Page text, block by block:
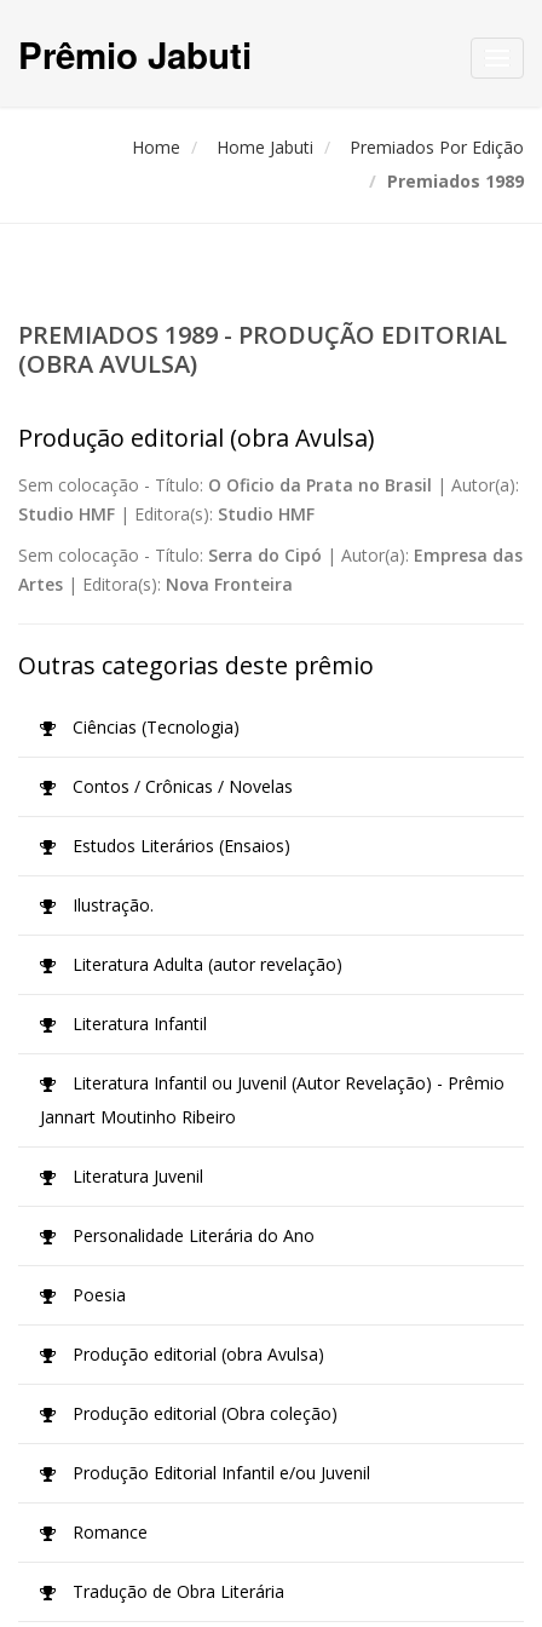
Prêmio Jabuti
Home Home Jabuti
Premiados Por Edição
Premiados 1989
PREMIADOS 1989 - PRODUÇÃO EDITORIAL
(OBRA AVULSA)
Produção editorial (obra Avulsa)
Sem colocação - Título: O Oficio da Prata no Brasil | Autor(a):
Studio HMF | Editora(s): Studio HMF
Sem colocação - Título: Serra do Cipó | Autor(a): Empresa das
Artes | Editora(s): Nova Fronteira
Outras categorias deste prêmio
Ciências (Tecnologia)
Contos / Crônicas / Novelas
Estudos Literários (Ensaios)
Ilustração.
Literatura Adulta (autor revelação)
Literatura Infantil
Literatura Infantil ou Juvenil (Autor Revelação) - Prêmio
Jannart Moutinho Ribeiro
Literatura Juvenil
Personalidade Literária do Ano
Poesia
Produção editorial (obra Avulsa)
Produção editorial (Obra coleção)
Produção Editorial Infantil e/ou Juvenil
Romance
Tradução de Obra Literária